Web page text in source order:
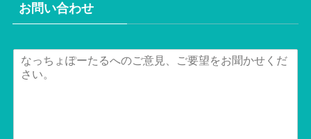
お問い合わせ